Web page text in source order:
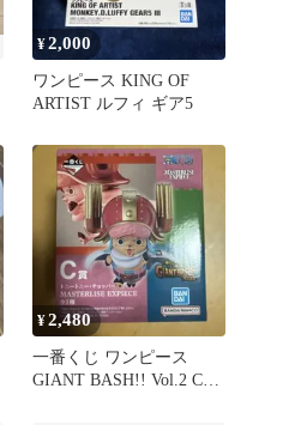
¥2,000
ワンピース KING OF
ARTIST ルフィ ギア5
¥2,480
一番くじ ワンピース
GIANT BASH!! Vol.2 C賞